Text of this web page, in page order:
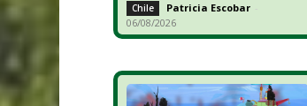
Chile Patricia Escobar -
06/08/2026